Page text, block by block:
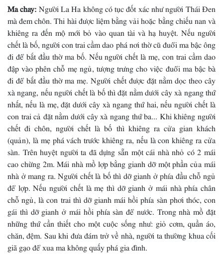
Ma chay:Người La Ha không có tục đốt xác như người Thái Ðen
mà đem chôn. Thi hài được liệm bằng vải hoặc bằng chiếu nan và
khiêng ra đến mộ mới bỏ vào quan tài và hạ huyệt. Nếu người
chết là bố, người con trai cầm dao phá nơi thờ cũ đuổi ma bậc ông
đi để bắt đầu thờ ma bố. Nếu người chết là mẹ, con trai cầm dao
đập vào phên chỗ mẹ ngủ, tượng trưng cho việc đuổi ma bậc bà
đi để bắt đầu thờ ma mẹ. Người chết được đặt nằm dọc theo cây
xà ngang, nếu người chết là bố thì đặt nằm dưới cây xà ngang thứ
nhất, nếu là mẹ, đặt dưới cây xà ngang thứ hai, nếu người chết là
con trai cả đặt nằm dưới cây xà ngang thứ ba... Khi khiêng người
chết đi chôn, người chết là bố thì khiêng ra cửa gian khách
(quản), là mẹ phá vách trước khiêng ra, nếu là con khiêng ra cửa
sàn. Trên huyệt người ta đã dựng sẵn một cái nhà nhỏ có 2 mái
cao chừng 2m. Mái nhà mồ lợp bằng gianh dỡ một phần của mái
nhà ở mang ra. Người chết là bố thì dỡ gianh ở phía đầu chỗ ngủ
để lợp. Nếu người chết là mẹ thì dỡ gianh ở mái nhà phía chân
chỗ ngủ, là con trai thì dỡ gianh mái hồi phía sàn phơi thóc, con
gái thì dỡ gianh ở mái hồi phía sàn để nước. Trong nhà mồ đặt
những thứ cần thiết cho một cuộc sống như: giỏ cơm, quần áo,
chăn, đệm. Sau khi đưa đám trở về nhà, người ta thường khua cối
giã gạo để xua ma không quấy phá gia đình.